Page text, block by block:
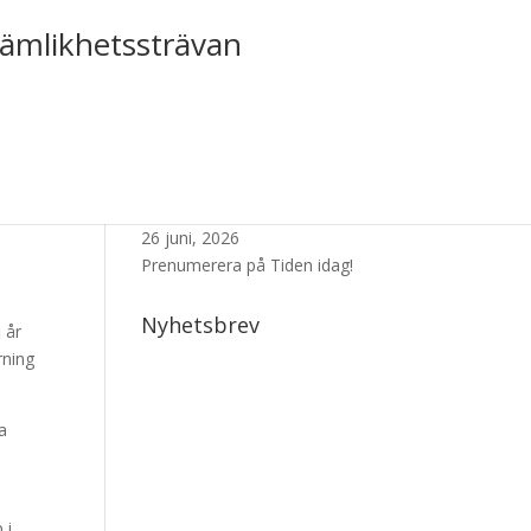
år
26 juni, 2026
Prenumerera på Tiden idag!
Nyhetsbrev